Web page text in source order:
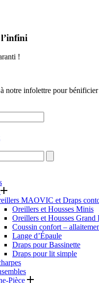
!
notre infolettre pour
MAOVIC et Draps
Oreillers et Housses Minis
Oreillers et Housses Grand
Coussin confort –
Lange d’Épaule
Draps pour Bassinette
Draps pour lit simple
Pièce